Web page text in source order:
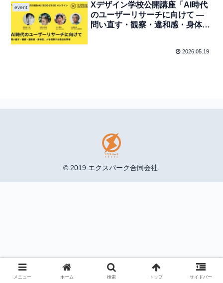
event
Xデザイン学校公開講座「AI時代
のユーザーリサーチに向けて ―
問い直す・観察・違和感・身体性
2026.05.19
© 2019 エクスパーク合同会社.
メニュー ホーム 検索 トップ サイドバー